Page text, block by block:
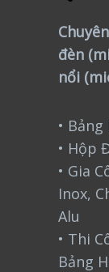
đèn
nổi
•
• Hộp
• Gia
Inox,
Alu
• Thi
Bảng